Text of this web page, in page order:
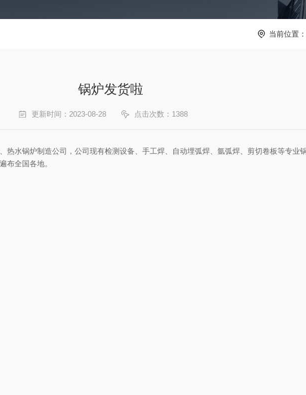
当前位置：
锅炉发货啦
更新时间：2023-08-28 点击次数：1388
热水锅炉制造公司，公司现有检测设备、手工焊、自动埋弧焊、氩弧焊、剪切卷板等专业
布全国各地。